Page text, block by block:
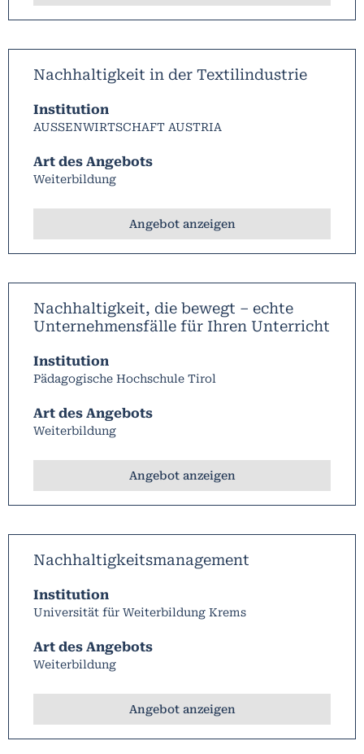
Nachhaltigkeit in der Textilindustrie
Institution
AUSSENWIRTSCHAFT AUSTRIA
Art des Angebots
Weiterbildung
Angebot anzeigen
Nachhaltigkeit, die bewegt – echte
Unternehmensfälle für Ihren Unterricht
Institution
Pädagogische Hochschule Tirol
Art des Angebots
Weiterbildung
Angebot anzeigen
Nachhaltigkeitsmanagement
Institution
Universität für Weiterbildung Krems
Art des Angebots
Weiterbildung
Angebot anzeigen